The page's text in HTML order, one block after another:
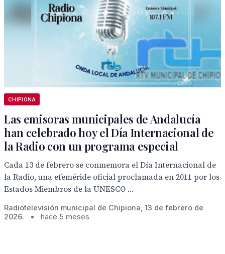
CHIPIONA
Las emisoras municipales de Andalucía
han celebrado hoy el Día Internacional de
la Radio con un programa especial
Cada 13 de febrero se conmemora el Día Internacional de
la Radio, una efeméride oficial proclamada en 2011 por los
Estados Miembros de la UNESCO ...
Radiotelevisión municipal de Chipiona, 13 de febrero de
2026.
• hace 5 meses